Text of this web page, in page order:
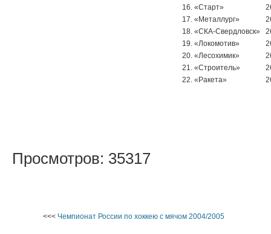
16. «Старт»
17. «Металлург»
18. «СКА-Свердловск»
19. «Локомотив»
20. «Лесохимик»
21. «Строитель»
22. «Ракета»
Просмотров: 35317
<<< Чемпионат России по хоккею с мячом 2004/2005